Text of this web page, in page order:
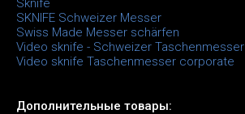
Sknife
SKNIFE Schweizer Messer
Swiss Made Messer schärfen
Video sknife - Schweizer Taschenmesser
Video sknife Taschenmesser corporate
Дополнительные товары: